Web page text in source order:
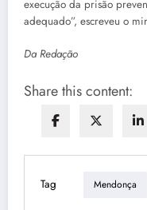
execução da prisão
adequado”, escreveu o
Da Redação
Share this content:
Tag Mendonça